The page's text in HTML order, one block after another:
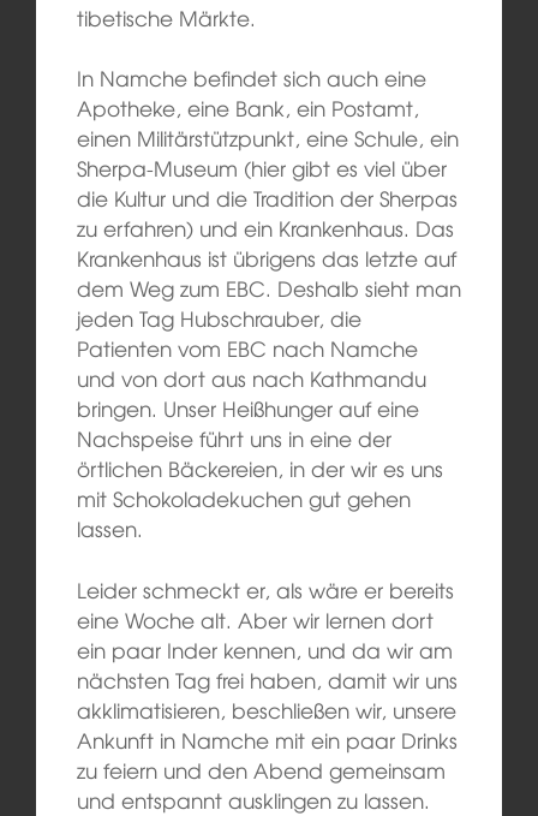
tibetische Märkte.
In Namche befindet sich auch eine
Apotheke, eine Bank, ein Postamt,
einen Militärstützpunkt, eine Schule, ein
Sherpa-Museum (hier gibt es viel über
die Kultur und die Tradition der Sherpas
zu erfahren) und ein Krankenhaus. Das
Krankenhaus ist übrigens das letzte auf
dem Weg zum EBC. Deshalb sieht man
jeden Tag Hubschrauber, die
Patienten vom EBC nach Namche
und von dort aus nach Kathmandu
bringen. Unser Heißhunger auf eine
Nachspeise führt uns in eine der
örtlichen Bäckereien, in der wir es uns
mit Schokoladekuchen gut gehen
lassen.
Leider schmeckt er, als wäre er bereits
eine Woche alt. Aber wir lernen dort
ein paar Inder kennen, und da wir am
nächsten Tag frei haben, damit wir uns
akklimatisieren, beschließen wir, unsere
Ankunft in Namche mit ein paar Drinks
zu feiern und den Abend gemeinsam
und entspannt ausklingen zu lassen.